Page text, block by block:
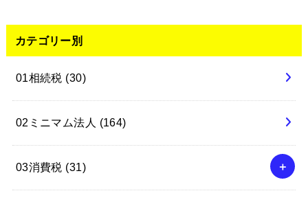
カテゴリー別
01相続税 (30)
02ミニマム法人 (164)
03消費税 (31)